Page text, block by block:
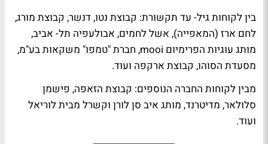
בין לקוחות גיל- עד תקשורת: קבוצת נטו, דנשר, קבוצת מורג,
לחם ארז (המאפייה), אשל לחמים, אבולעפיה תל- אביב,
מותג עוגיות הפרימיום mooi, חברת "טמפו" משקאות בע"מ,
מסעדת הסוהו, קבוצת ארקפה ועוד.
מבין לקוחות החברה הנוספים: קבוצת הזאפה, פישמן
סלולאר, מדיטרנד, מותג איב סן לורן וקשרל מבית לוריאל
ועוד.